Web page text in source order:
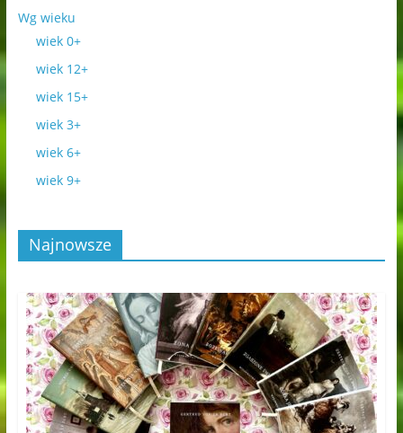
Wg wieku
wiek 0+
wiek 12+
wiek 15+
wiek 3+
wiek 6+
wiek 9+
Najnowsze